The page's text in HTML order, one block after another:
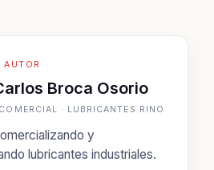
AUTOR
Broca Osorio
· LUBRICANTES RINO
y
lubricantes industriales.